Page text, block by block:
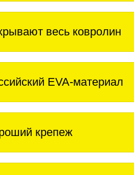
весь ковролин
EVA-материал
крепеж